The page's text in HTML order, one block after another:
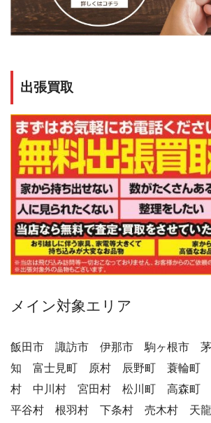
出張買取
メイン対象エリア
飯田市 諏訪市 伊那市 駒ヶ根市
知 富士見町 原村 辰野町 蓑輪町
村 中川村 宮田村 松川町 高森町
平谷村 根羽村 下条村 売木村 天